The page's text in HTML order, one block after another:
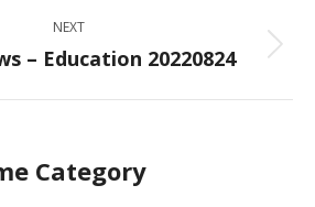
NEXT
Next
– Education 20220824
Category